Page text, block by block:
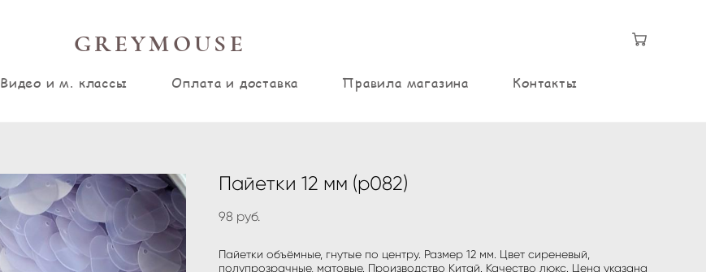
GREYMOUSE
Видео и м. классы Оплата и доставка Правила магазина Контакты
Пайетки 12 мм (p082)
98 pуб.
Пайетки объёмные, гнутые по центру. Размер 12 мм. Цвет сиреневый,
полупрозрачные, матовые. Производство Китай. Качество люкс. Цена указана